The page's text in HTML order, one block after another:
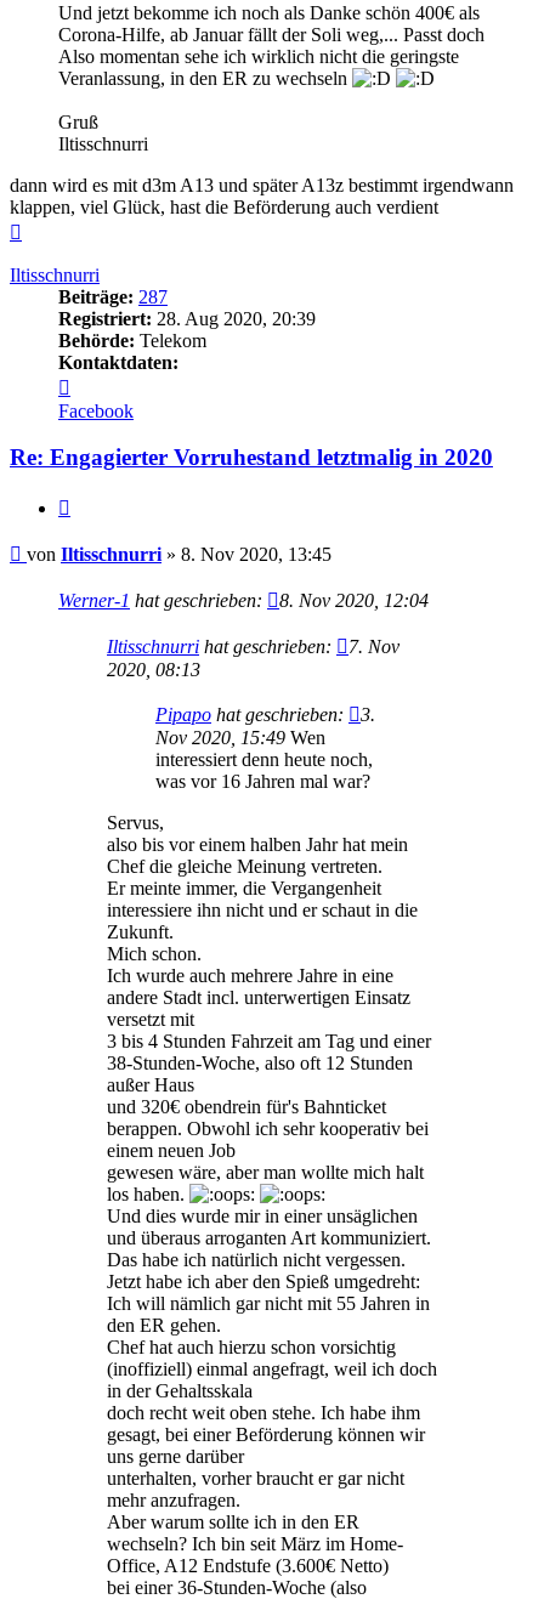
Und jetzt bekomme ich noch als Danke schön 400€ als
Corona-Hilfe, ab Januar fällt der Soli weg,... Passt doch
Also momentan sehe ich wirklich nicht die geringste
Veranlassung, in den ER zu wechseln
Gruß
Iltisschnurri
dann wird es mit d3m A13 und später A13z bestimmt irgendwann
klappen, viel Glück, hast die Beförderung auch verdient
Iltisschnurri
Beiträge: 287
Registriert: 28. Aug 2020, 20:39
Behörde: Telekom
Kontaktdaten:
von
Iltisschnurri
Facebook
Re: Engagierter Vorruhestand letztmalig in 2020
Beitrag
von Iltisschnurri » 8. Nov 2020, 13:45
Werner-1 hat geschrieben: 8. Nov 2020, 12:04
Iltisschnurri hat geschrieben:
7. Nov
2020, 08:13
Pipapo hat geschrieben:
3.
Nov 2020, 15:49 Wen
interessiert denn heute noch,
was vor 16 Jahren mal war?
Servus,
also bis vor einem halben Jahr hat mein
Chef die gleiche Meinung vertreten.
Er meinte immer, die Vergangenheit
interessiere ihn nicht und er schaut in die
Zukunft.
Mich schon.
Ich wurde auch mehrere Jahre in eine
andere Stadt incl. unterwertigen Einsatz
versetzt mit
3 bis 4 Stunden Fahrzeit am Tag und einer
38-Stunden-Woche, also oft 12 Stunden
außer Haus
und 320€ obendrein für's Bahnticket
berappen. Obwohl ich sehr kooperativ bei
einem neuen Job
gewesen wäre, aber man wollte mich halt
los haben.
Und dies wurde mir in einer unsäglichen
und überaus arroganten Art kommuniziert.
Das habe ich natürlich nicht vergessen.
Jetzt habe ich aber den Spieß umgedreht:
Ich will nämlich gar nicht mit 55 Jahren in
den ER gehen.
Chef hat auch hierzu schon vorsichtig
(inoffiziell) einmal angefragt, weil ich doch
in der Gehaltsskala
doch recht weit oben stehe. Ich habe ihm
gesagt, bei einer Beförderung können wir
uns gerne darüber
unterhalten, vorher braucht er gar nicht
mehr anzufragen.
Aber warum sollte ich in den ER
wechseln? Ich bin seit März im Home-
Office, A12 Endstufe (3.600€ Netto)
bei einer 36-Stunden-Woche (also